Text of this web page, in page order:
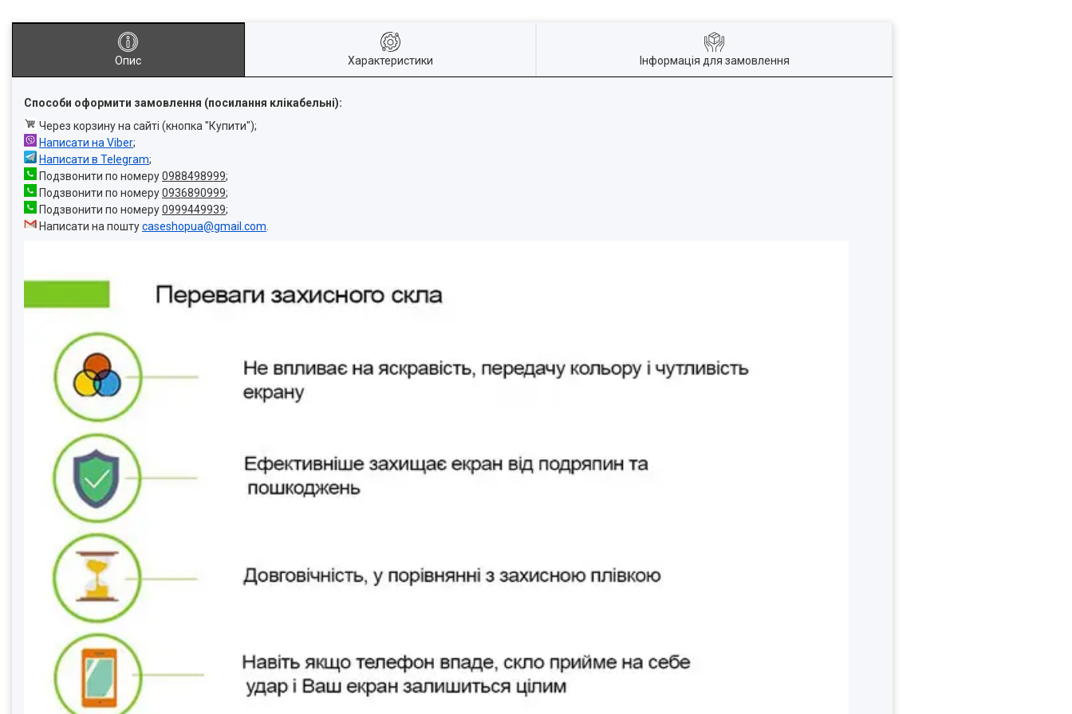
Опис Характеристики Інформація для замовлення
Способи оформити замовлення (посилання клікабельні):
Через корзину на сайті (кнопка "Купити");
Написати на Viber;
Написати в Telegram;
Подзвонити по номеру0988498999;
Подзвонити по номеру0936890999;
Подзвонити по номеру0999449939;
Написати на поштуcaseshopua@gmail.com